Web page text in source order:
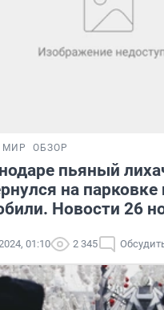
МИР ОБЗОР
пьяный
на
Новости 26
01:10 2 345